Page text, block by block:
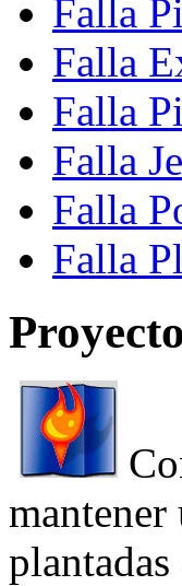
Falla
Falla
Falla
Falla
Falla
Falla
mantener